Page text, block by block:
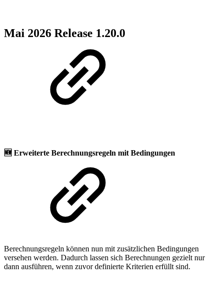
Mai 2026 Release 1.20.0
🆕 Erweiterte Berechnungsregeln mit Bedingungen
Berechnungsregeln können nun mit zusätzlichen Bedingungen
versehen werden. Dadurch lassen sich Berechnungen gezielt nur
dann ausführen, wenn zuvor definierte Kriterien erfüllt sind.